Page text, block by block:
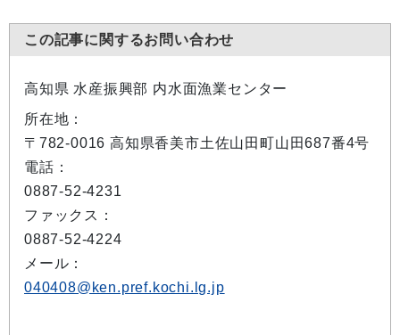
この記事に関するお問い合わせ
高知県 水産振興部 内水面漁業センター
所在地：
〒782-0016 高知県香美市土佐山田町山田687番4号
電話：
0887-52-4231
ファックス：
0887-52-4224
メール：
040408@ken.pref.kochi.lg.jp